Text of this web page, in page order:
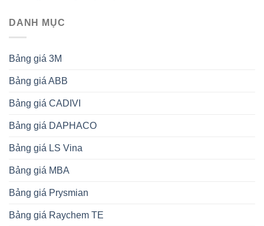
DANH MỤC
Bảng giá 3M
Bảng giá ABB
Bảng giá CADIVI
Bảng giá DAPHACO
Bảng giá LS Vina
Bảng giá MBA
Bảng giá Prysmian
Bảng giá Raychem TE